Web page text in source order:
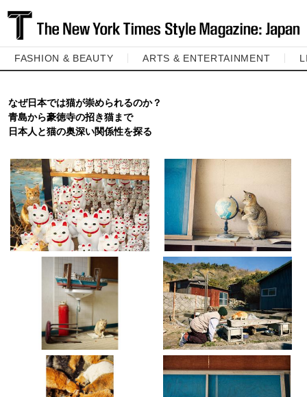
FASHION & BEAUTY ARTS & ENTERTAINMENT
なぜ日本では猫が崇められるのか？
青島から豪徳寺の招き猫まで
日本人と猫の奥深い関係性を探る